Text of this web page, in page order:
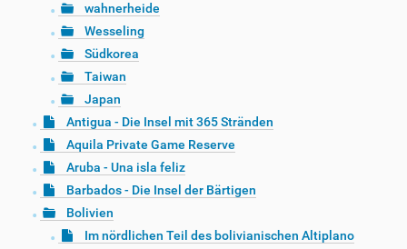
wahnerheide
Wesseling
Südkorea
Taiwan
Japan
Antigua - Die Insel mit 365 Stränden
Aquila Private Game Reserve
Aruba - Una isla feliz
Barbados - Die Insel der Bärtigen
Bolivien
Im nördlichen Teil des bolivianischen Altiplano